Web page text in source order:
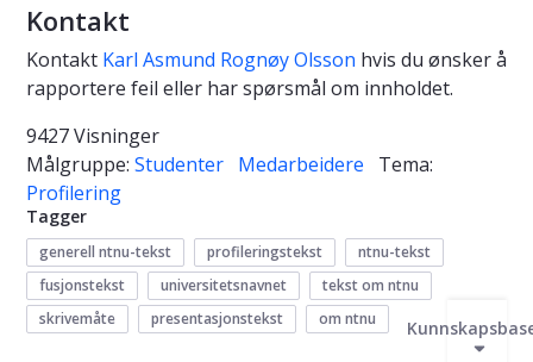
Kontakt
Kontakt Karl Asmund Rognøy Olsson hvis du ønsker å
rapportere feil eller har spørsmål om innholdet.
9427 Visninger
Målgruppe: Studenter Medarbeidere
Tema:
Profilering
Tagger
generell ntnu-tekst profileringstekst
ntnu-tekst
fusjonstekst
universitetsnavnet
tekst om ntnu
skrivemåte
presentasjonstekst om ntnu